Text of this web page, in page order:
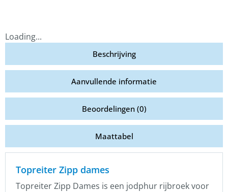
Loading...
Beschrijving
Aanvullende informatie
Beoordelingen (0)
Maattabel
Topreiter Zipp dames
Topreiter Zipp Dames is een jodphur rijbroek voor